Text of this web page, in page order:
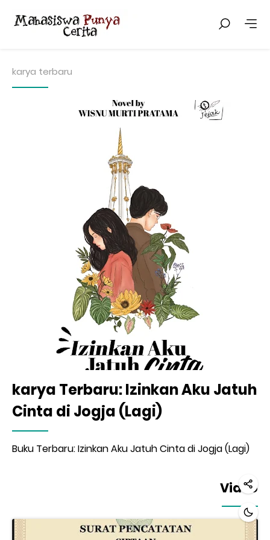
karya terbaru
karya Terbaru: Izinkan Aku Jatuh
Cinta di Jogja (Lagi)
Buku Terbaru: Izinkan Aku Jatuh Cinta di Jogja (Lagi)
Video